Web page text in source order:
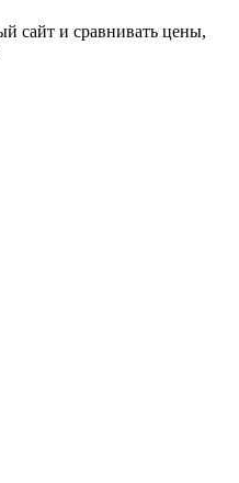
сайт и сравнивать цены,